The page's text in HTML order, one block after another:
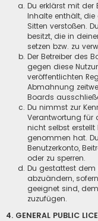
Du erklärst mit der
Inhalte enthält,
Sitten verstoßen.
besitzt, die in
setzen bzw. zu
Der Betreiber des
gegen diese
veröffentlichten
Abmahnung
Boards
Du nimmst zur
Verantwortung für
nicht selbst
genommen hat.
Benutzerkonto,
oder zu sperren.
Du gestattest dem
abzuändern,
geeignet sind,
zuzufügen.
4. GENERAL PUBLIC